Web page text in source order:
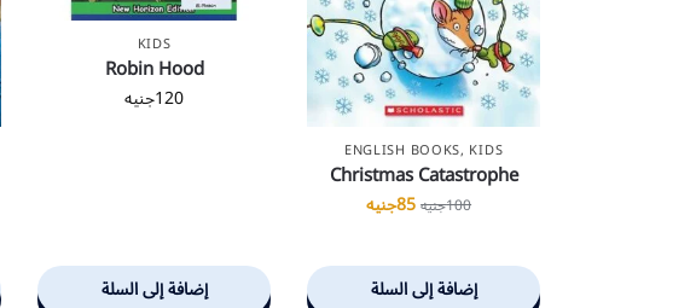
ENGLISH BOOKS, KIDS
Christmas Catastrophe
100جنيه85جنيه
إضافة إلى السلة
KIDS
Robin Hood
120جنيه
إضافة إلى السلة